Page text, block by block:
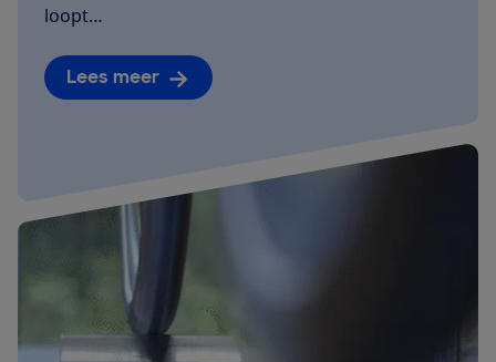
loopt…
Lees meer